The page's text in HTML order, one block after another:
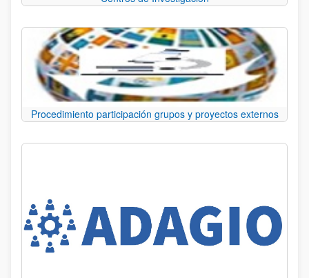
Procedimiento participación grupos y proyectos externos